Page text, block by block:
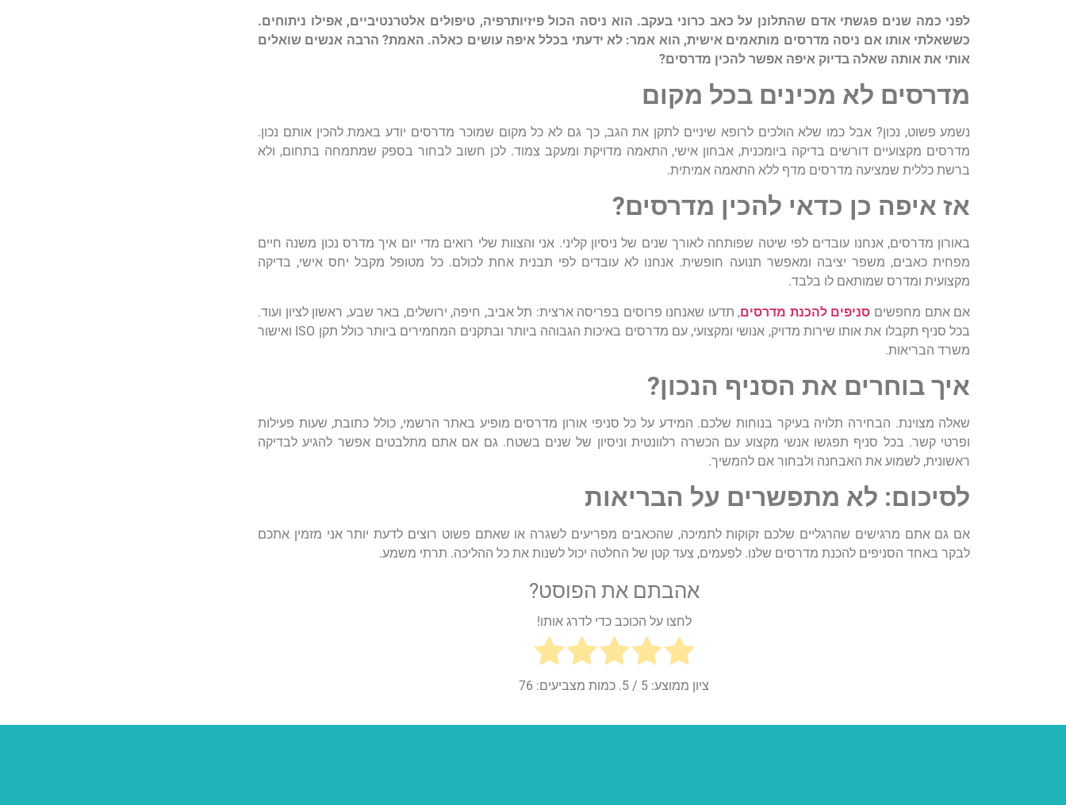
לפני כמה שנים פגשתי אדם שהתלונן על כאב כרוני בעקב. הוא ניסה הכול פיזיותרפיה, טיפולים אלטרנטיביים, אפילו ניתוחים.
כששאלתי אותו אם ניסה מדרסים מותאמים אישית, הוא אמר: לא ידעתי בכלל איפה עושים כאלה. האמת? הרבה אנשים שואלים
אותי את אותה שאלה בדיוק איפה אפשר להכין מדרסים?
מדרסים לא מכינים בכל מקום
נשמע פשוט, נכון?אבל כמו שלא הולכים לרופא שיניים לתקן את הגב,כך גם לא כל מקום שמוכר מדרסים יודע באמת להכין אותם נכון.
מדרסים מקצועיים דורשים בדיקה ביומכנית, אבחון אישי, התאמה מדויקת ומעקב צמוד.לכן חשוב לבחור בספק שמתמחה בתחום, ולא
ברשת כללית שמציעה מדרסים מדף ללא התאמה אמיתית.
אז איפה כן כדאי להכין מדרסים?
באורון מדרסים,אנחנו עובדים לפי שיטה שפותחה לאורך שנים של ניסיון קליני. אני והצוות שלי רואים מדי יום איך מדרס נכון משנה חיים
מפחית כאבים, משפר יציבה ומאפשר תנועה חופשית. אנחנו לא עובדים לפי תבנית אחת לכולם.כל מטופל מקבל יחס אישי, בדיקה
מקצועית ומדרס שמותאם לו בלבד.
אם אתם מחפשים סניפים להכנת מדרסים, תדעו שאנחנו פרוסים בפריסה ארצית: תל אביב, חיפה, ירושלים, באר שבע, ראשון לציון ועוד.
בכל סניף תקבלו את אותו שירות מדויק, אנושי ומקצועי,עם מדרסים באיכות הגבוהה ביותר ובתקנים המחמירים ביותר כולל תקן ISO ואישור
משרד הבריאות.
איך בוחרים את הסניף הנכון?
שאלה מצוינת. הבחירה תלויה בעיקר בנוחות שלכם. המידע על כל סניפי אורון מדרסים מופיע באתר הרשמי,כולל כתובת, שעות פעילות
ופרטי קשר. בכל סניף תפגשו אנשי מקצוע עם הכשרה רלוונטית וניסיון של שנים בשטח.גם אם אתם מתלבטים אפשר להגיע לבדיקה
ראשונית, לשמוע את האבחנה ולבחור אם להמשיך.
לסיכום: לא מתפשרים על הבריאות
אם גם אתם מרגישים שהרגליים שלכם זקוקות לתמיכה, שהכאבים מפריעים לשגרה או שאתם פשוט רוצים לדעת יותר אני מזמין אתכם
לבקר באחד הסניפים להכנת מדרסים שלנו. לפעמים, צעד קטן של החלטה יכול לשנות את כל ההליכה. תרתי משמע.
אהבתם את הפוסט?
לחצו על הכוכב כדי לדרג אותו!
ציון ממוצע: 5 / 5. כמות מצביעים: 76